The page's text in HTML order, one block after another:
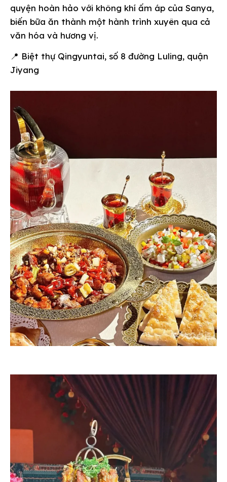
quyện hoàn hảo với không khí ấm áp của Sanya,
biến bữa ăn thành một hành trình xuyên qua cả
văn hóa và hương vị.
📍 Biệt thự Qingyuntai, số 8 đường Luling, quận
Jiyang